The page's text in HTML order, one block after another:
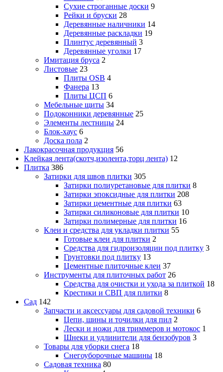
Сухие строганные доски 9
Рейки и бруски 28
Деревянные наличники 14
Деревянные раскладки 19
Плинтус деревянный 3
Деревянные уголки 17
Имитация бруса 2
Листовые 23
Плиты OSB 4
Фанера 13
Плиты ЦСП 6
Мебельные щиты 34
Подоконники деревянные 25
Элементы лестницы 24
Блок-хаус 6
Доска пола 2
Лакокрасочная продукция 56
Клейкая лента(скотч,изолента,торц лента) 12
Плитка 386
Затирки для швов плитки 305
Затирки полиуретановые для плитки 8
Затирки эпоксидные для плитки 208
Затирки цементные для плитки 63
Затирки силиконовые для плитки 10
Затирки полимерные для плитки 16
Клеи и средства для укладки плитки 55
Готовые клеи для плитки 2
Средства для гидроизоляции под плитку 3
Грунтовки под плитку 13
Цементные плиточные клеи 37
Инструменты для плиточных работ 26
Средства для очистки и ухода за плиткой 18
Крестики и СВП для плитки 8
Сад 142
Запчасти и аксессуары для садовой техники 6
Цепи, шины и точилки для пил 2
Лески и ножи для триммеров и мотокос 1
Шнеки и удлинители для бензобуров 3
Товары для уборки снега 18
Снегоуборочные машины 18
Садовая техника 80